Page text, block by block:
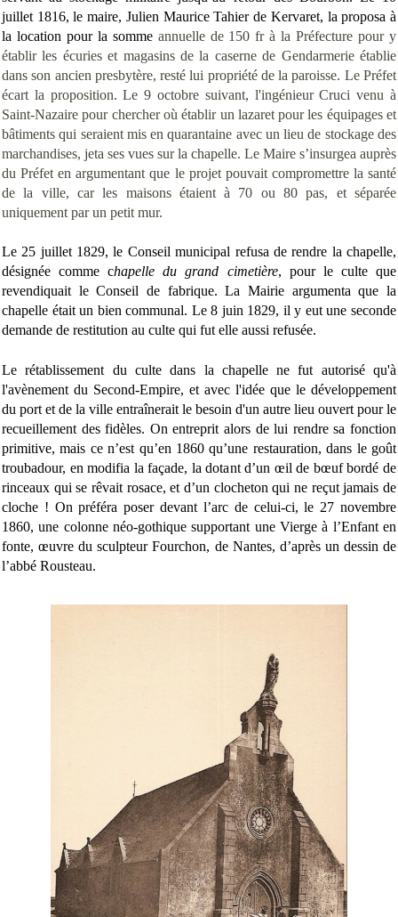
juillet 1816, le maire, Julien Maurice Tahier de Kervaret, la proposa à
la location pour la somme annuelle de 150 fr à la Préfecture pour y
établir les écuries et magasins de la caserne de Gendarmerie établie
dans son ancien presbytère, resté lui propriété de la paroisse. Le Préfet
écart la proposition. Le 9 octobre suivant, l'ingénieur Cruci venu à
Saint-Nazaire pour chercher où établir un lazaret pour les équipages et
bâtiments qui seraient mis en quarantaine avec un lieu de stockage des
marchandises, jeta ses vues sur la chapelle. Le Maire s’insurgea auprès
du Préfet en argumentant que le projet pouvait compromettre la santé
de la ville, car les maisons étaient à 70 ou 80 pas, et séparée
uniquement par un petit mur.
Le 25 juillet 1829, le Conseil municipal refusa de rendre la chapelle,
désignée comme chapelle du grand cimetière, pour le culte que
revendiquait le Conseil de fabrique. La Mairie argumenta que la
chapelle était un bien communal. Le 8 juin 1829, il y eut une seconde
demande de restitution au culte qui fut elle aussi refusée.
Le rétablissement du culte dans la chapelle ne fut autorisé qu'à
l'avènement du Second-Empire, et avec l'idée que le développement
du port et de la ville entraînerait le besoin d'un autre lieu ouvert pour le
recueillement des fidèles. On entreprit alors de lui rendre sa fonction
primitive, mais ce n’est qu’en 1860 qu’une restauration, dans le goût
troubadour, en modifia la façade, la dotant d’un œil de bœuf bordé de
rinceaux qui se rêvait rosace, et d’un clocheton qui ne reçut jamais de
cloche ! On préféra poser devant l’arc de celui-ci, le 27 novembre
1860, une colonne néo-gothique supportant une Vierge à l’Enfant en
fonte, œuvre du sculpteur Fourchon, de Nantes, d’après un dessin de
l’abbé Rousteau.